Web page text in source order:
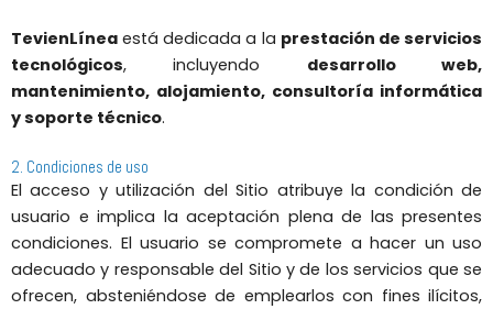
TevienLínea está dedicada a la prestación de servicios
tecnológicos, incluyendo desarrollo web,
mantenimiento, alojamiento, consultoría informática
y soporte técnico.
2. Condiciones de uso
El acceso y utilización del Sitio atribuye la condición de
usuario e implica la aceptación plena de las presentes
condiciones. El usuario se compromete a hacer un uso
adecuado y responsable del Sitio y de los servicios que se
ofrecen, absteniéndose de emplearlos con fines ilícitos,